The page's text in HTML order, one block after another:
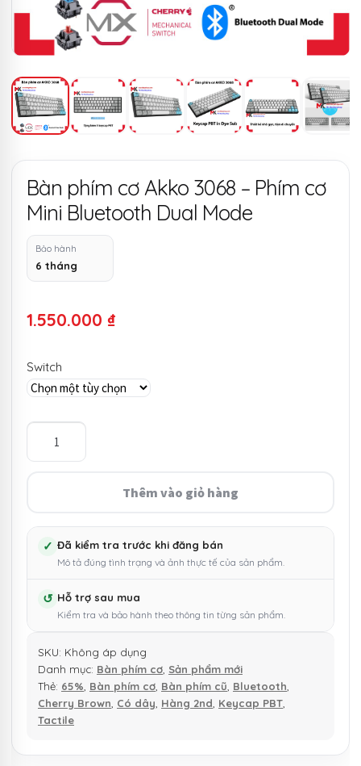
Bàn phím cơ Akko 3068 – Phím cơ
Mini Bluetooth Dual Mode
Bảo hành
6 tháng
1.550.000 ₫
Switch
Bàn
Phím
Bluetooth
Dual
số
lượng
Thêm vào giỏ hàng
✓ Đã kiểm tra trước khi đăng bán
Mô tả đúng tình trạng và ảnh thực tế của sản phẩm.
↺ Hỗ trợ sau mua
Kiểm tra và bảo hành theo thông tin từng sản phẩm.
SKU: Không áp dụng
Danh mục: Bàn phím cơ Sản phẩm mới
Thẻ: 65% Bàn phím cơ Bàn phím cũ Bluetooth
Cherry Brown Có dây Hàng 2nd Keycap PBT
Tactile